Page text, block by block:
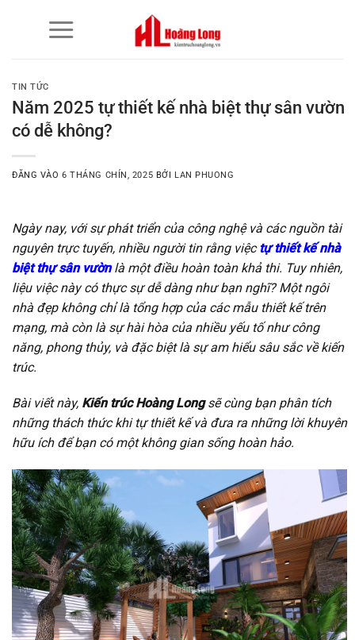
TIN TỨC
Năm 2025 tự thiết kế nhà biệt thự sân vườn
có dễ không?
ĐĂNG VÀO6 THÁNG CHÍN, 2025 BỞI LAN PHUONG
Ngày nay, với sự phát triển của công nghệ và các nguồn tài
nguyên trực tuyến, nhiều người tin rằng việc tự thiết kế nhà
biệt thự sân vườnlà một điều hoàn toàn khả thi. Tuy nhiên,
liệu việc này có thực sự dễ dàng như bạn nghĩ? Một ngôi
nhà đẹp không chỉ là tổng hợp của các mẫu thiết kế trên
mạng, mà còn là sự hài hòa của nhiều yếu tố như công
năng, phong thủy, và đặc biệt là sự am hiểu sâu sắc về kiến
trúc.
Bài viết này, Kiến trúc Hoàng Longsẽ cùng bạn phân tích
những thách thức khi tự thiết kế và đưa ra những lời khuyên
hữu ích để bạn có một không gian sống hoàn hảo.